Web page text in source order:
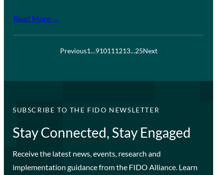
Read More →
Previous1…910111213…25Next
SUBSCRIBE TO THE FIDO NEWSLETTER
Stay Connected, Stay Engaged
Receive the latest news, events, research and
implementation guidance from the FIDO Alliance. Learn